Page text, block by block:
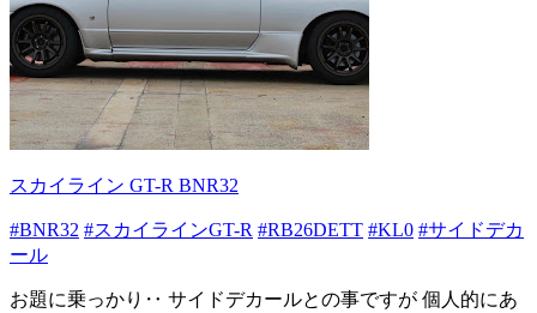
スカイライン GT-R BNR32
#BNR32 #スカイラインGT-R #RB26DETT #KL0 #サイドデカ
ール
お題に乗っかり‥ サイドデカールとの事ですが 個人的にあ